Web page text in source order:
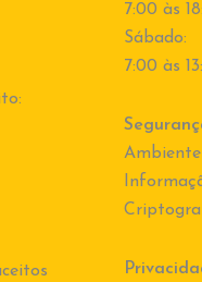
7:00 às
Sábado:
7:00 às
Ambiente